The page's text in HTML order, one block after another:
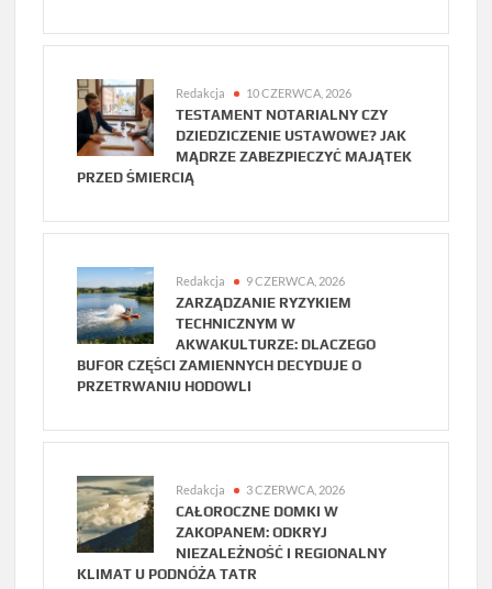
Redakcja 10 CZERWCA, 2026
TESTAMENT NOTARIALNY CZY
DZIEDZICZENIE USTAWOWE? JAK
MĄDRZE ZABEZPIECZYĆ MAJĄTEK
PRZED ŚMIERCIĄ
Redakcja 9 CZERWCA, 2026
ZARZĄDZANIE RYZYKIEM
TECHNICZNYM W
AKWAKULTURZE: DLACZEGO
BUFOR CZĘŚCI ZAMIENNYCH DECYDUJE O
PRZETRWANIU HODOWLI
Redakcja 3 CZERWCA, 2026
CAŁOROCZNE DOMKI W
ZAKOPANEM: ODKRYJ
NIEZALEŻNOŚĆ I REGIONALNY
KLIMAT U PODNÓŻA TATR